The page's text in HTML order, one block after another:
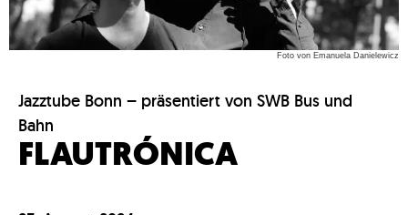
Foto von Emanuela Danielewicz
Jazztube Bonn – präsentiert von SWB Bus und
Bahn
FLAUTRÓNICA